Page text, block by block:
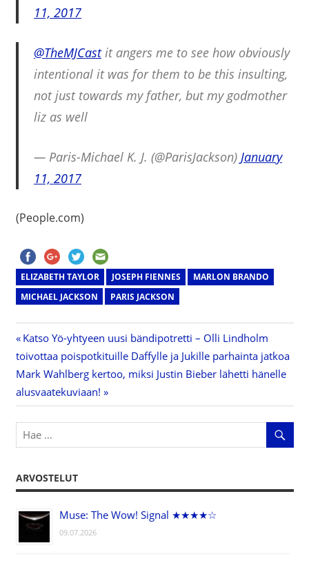
11, 2017
@TheMJCastit angers me to see how obviously
intentional it was for them to be this insulting,
not just towards my father, but my godmother
liz as well
— Paris-Michael K. J. (@ParisJackson) January
11, 2017
(People.com)
ELIZABETH TAYLOR JOSEPH FIENNES
MARLON BRANDO
MICHAEL JACKSON
PARIS JACKSON
Artikkelien
selaus
Previous
Post:
Katso Yö-yhtyeen uusi bändipotretti – Olli Lindholm
toivottaa poispotkituille Daffylle ja Jukille parhainta jatkoa
Next
Post:
Mark Wahlberg kertoo, miksi Justin Bieber lähetti hänelle
alusvaatekuviaan!
ARVOSTELUT
Muse: The Wow! Signal ★★★★☆
09.07.2026